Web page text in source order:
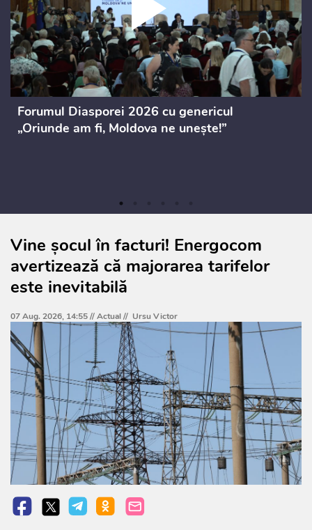
Forumul Diasporei 2026 cu genericul
„Oriunde am fi, Moldova ne unește!”
Vine șocul în facturi! Energocom
avertizează că majorarea tarifelor
este inevitabilă
07 Aug. 2026, 14:55 //Actual// Ursu Victor